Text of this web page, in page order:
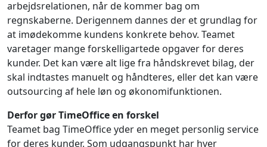
arbejdsrelationen, når de kommer bag om
regnskaberne. Derigennem dannes der et grundlag for
at imødekomme kundens konkrete behov. Teamet
varetager mange forskelligartede opgaver for deres
kunder. Det kan være alt lige fra håndskrevet bilag, der
skal indtastes manuelt og håndteres, eller det kan være
outsourcing af hele løn og økonomifunktionen.
Derfor gør TimeOffice en forskel
Teamet bag TimeOffice yder en meget personlig service
for deres kunder. Som udgangspunkt har hver